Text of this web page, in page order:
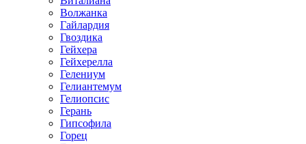
Волжанка
Гайлардия
Гвоздика
Гейхера
Гейхерелла
Гелениум
Гелиантемум
Гелиопсис
Герань
Гипсофила
Горец